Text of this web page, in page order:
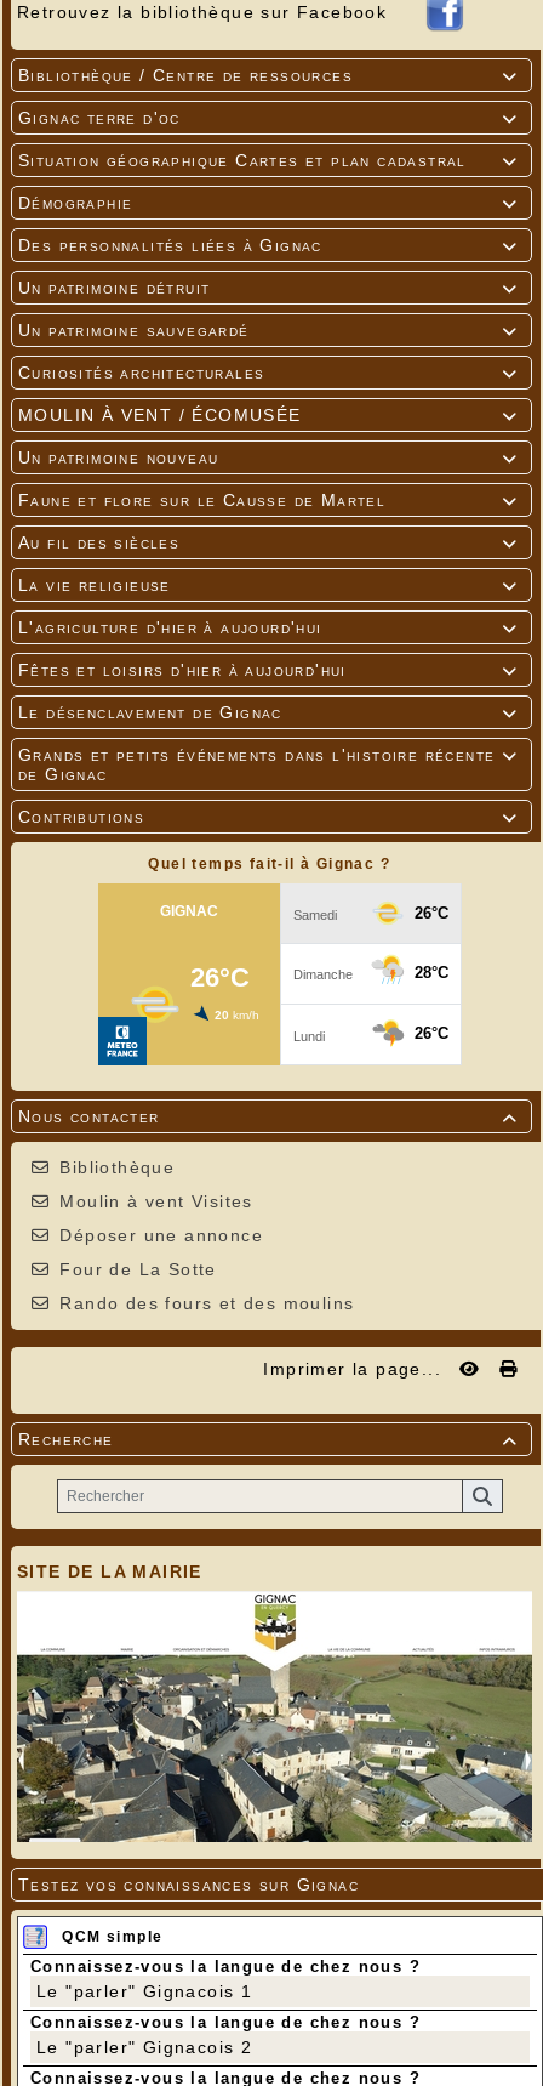
Retrouvez la bibliothèque sur Facebook

Bibliothèque / Centre de ressources

Gignac terre d'oc

Situation géographique Cartes et plan cadastral

Démographie

Des personnalités liées à Gignac

Un patrimoine détruit

Un patrimoine sauvegardé

Curiosités architecturales

MOULIN À VENT / ÉCOMUSÉE

Un patrimoine nouveau

Faune et flore sur le Causse de Martel

Au fil des siècles

La vie religieuse

L'agriculture d'hier à aujourd'hui

Fêtes et loisirs d'hier à aujourd'hui

Le désenclavement de Gignac

Grands et petits événements dans l'histoire récente
de Gignac

Contributions
Quel temps fait-il à Gignac ?

Nous contacter
Bibliothèque
Moulin à vent Visites
Déposer une annonce
Four de La Sotte
Rando des fours et des moulins
Imprimer la page...

Recherche
SITE DE LA MAIRIE
Testez vos connaissances sur Gignac
QCM simple
Connaissez-vous la langue de chez nous ?
Le "parler" Gignacois 1
Connaissez-vous la langue de chez nous ?
Le "parler" Gignacois 2
Connaissez-vous la langue de chez nous ?